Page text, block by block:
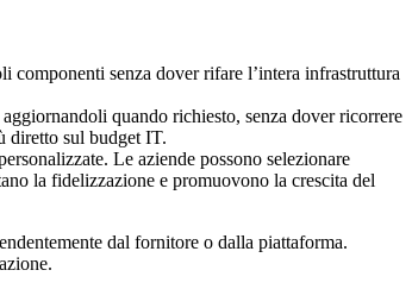
componenti senza dover rifare l’intera infrastruttura
quando richiesto, senza dover ricorrere
diretto sul budget IT.
Le aziende possono selezionare
la fidelizzazione e promuovono la crescita del
dal fornitore o dalla piattaforma.